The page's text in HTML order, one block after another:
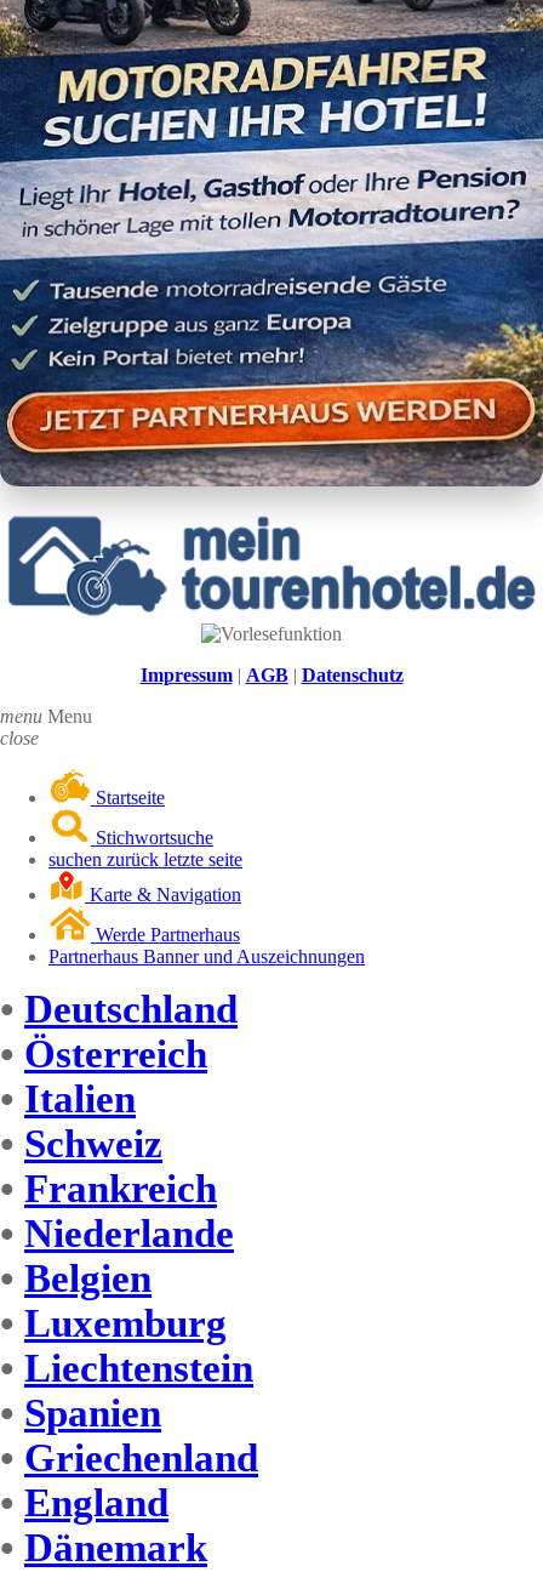
Impressum| AGB| Datenschutz
menu Menu
close
Startseite
Stichwortsuche
suchen zurück letzte seite
Karte & Navigation
Werde Partnerhaus
Partnerhaus Banner und Auszeichnungen
• Deutschland
• Österreich
• Italien
• Schweiz
• Frankreich
• Niederlande
• Belgien
• Luxemburg
• Liechtenstein
• Spanien
• Griechenland
• England
• Dänemark